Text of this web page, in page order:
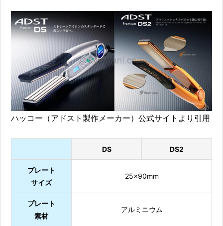
ハッコー（アドスト製作メーカー）公式サイトより引用
DS DS2
プレート
サイズ
25×90mm
プレート
素材
アルミニウム